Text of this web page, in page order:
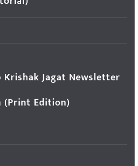
Krishak Jagat Newsletter
(Print Edition)